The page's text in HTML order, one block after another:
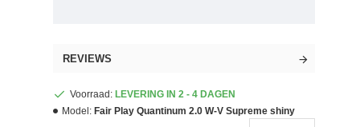
REVIEWS
Voorraad: LEVERING IN 2 - 4 DAGEN
Model: Fair Play Quantinum 2.0 W-V Supreme shiny